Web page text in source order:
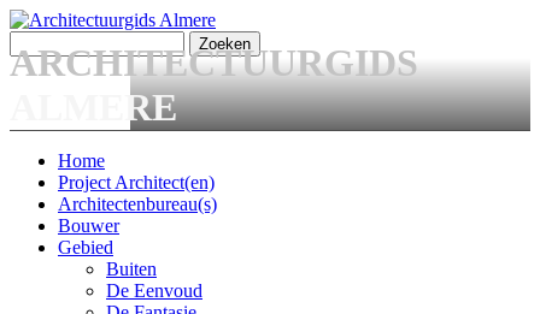
Overslaan en naar de algemene inhoud gaan
Zoekveld
ARCHITECTUURGIDS
ALMERE
Main menu
Home
Project Architect(en)
Architectenbureau(s)
Bouwer
Gebied
Buiten
De Eenvoud